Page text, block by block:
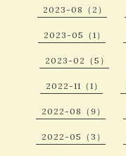
2023-08（2）
2023-05（1）
2023-02（5）
2022-11（1）
2022-08（9）
2022-05（3）